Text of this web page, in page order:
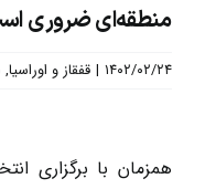
منطقه‌ای ضروری
۱۴۰۲/۰۲/۲۴ | قفقاز و اوراسیا,
تصویر
همزمان با برگزاری